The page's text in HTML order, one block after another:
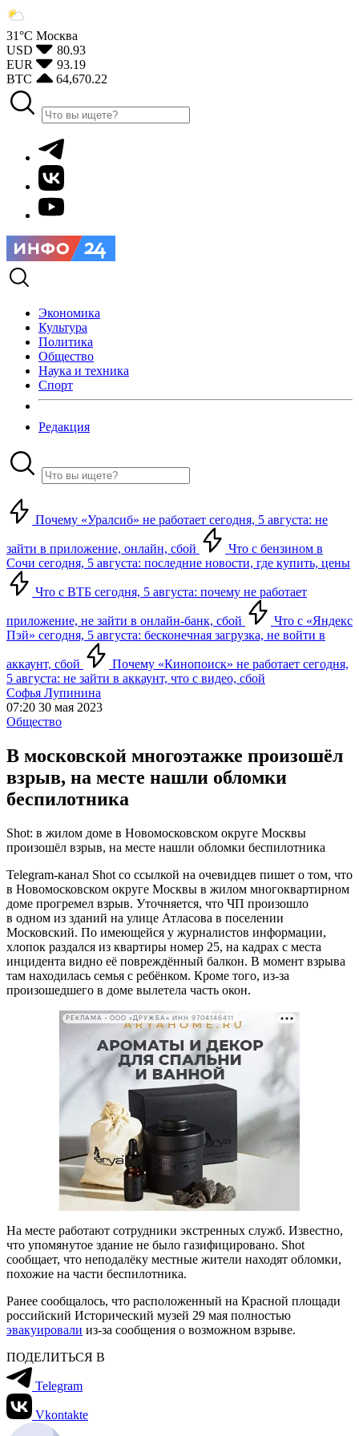
31°С Москва
USD
80.93
EUR
93.19
BTC
64,670.22
Экономика
Культура
Политика
Общество
Наука и техника
Спорт
Редакция
Почему «Уралсиб» не работает сегодня, 5 августа: не
зайти в приложение, онлайн, сбой
Что с бензином в
Сочи сегодня, 5 августа: последние новости, где купить, цены
Что с ВТБ сегодня, 5 августа: почему не работает
приложение, не зайти в онлайн-банк, сбой
Что с «Яндекс
Пэй» сегодня, 5 августа: бесконечная загрузка, не войти в
аккаунт, сбой
Почему «Кинопоиск» не работает сегодня,
5 августа: не зайти в аккаунт, что с видео, сбой
Софья Лупинина
07:20 30 мая 2023
Общество
В московской многоэтажке произошёл
взрыв, на месте нашли обломки
беспилотника
Shot: в жилом доме в Новомосковском округе Москвы
произошёл взрыв, на месте нашли обломки беспилотника
Telegram-канал Shot со ссылкой на очевидцев пишет о том, что
в Новомосковском округе Москвы в жилом многоквартирном
доме прогремел взрыв. Уточняется, что ЧП произошло
в одном из зданий на улице Атласова в поселении
Московский. По имеющейся у журналистов информации,
хлопок раздался из квартиры номер 25, на кадрах с места
инцидента видно её повреждённый балкон. В момент взрыва
там находилась семья с ребёнком. Кроме того, из-за
произошедшего в доме вылетела часть окон.
РЕКЛАМА • ООО «ДРУЖБА» ИНН 9704146411
На месте работают сотрудники экстренных служб. Известно,
что упомянутое здание не было газифицировано. Shot
сообщает, что неподалёку местные жители находят обломки,
похожие на части беспилотника.
Ранее сообщалось, что расположенный на Красной площади
российский Исторический музей 29 мая полностью
эвакуировали из-за сообщения о возможном взрыве.
ПОДЕЛИТЬСЯ В
Telegram
Vkontakte